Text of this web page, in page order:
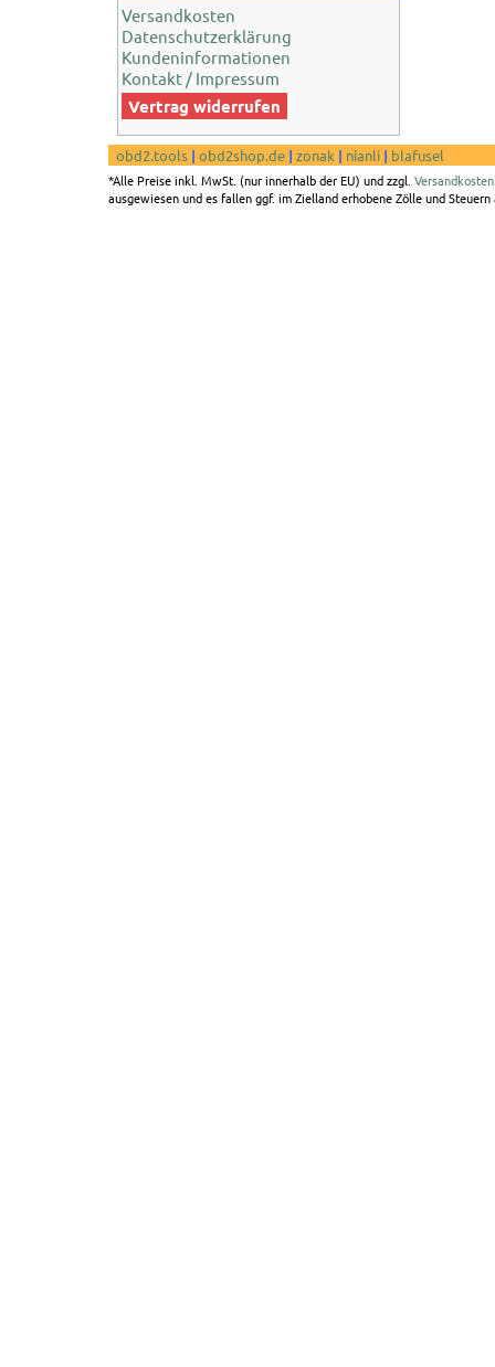
Versandkosten
Datenschutzerklärung
Kundeninformationen
Kontakt / Impressum
Vertrag widerrufen
obd2.tools | obd2shop.de | zonak | nianli | blafusel
*Alle Preise inkl. MwSt. (nur innerhalb der EU) und zzgl. Versandkosten
ausgewiesen und es fallen ggf. im Zielland erhobene Zölle und